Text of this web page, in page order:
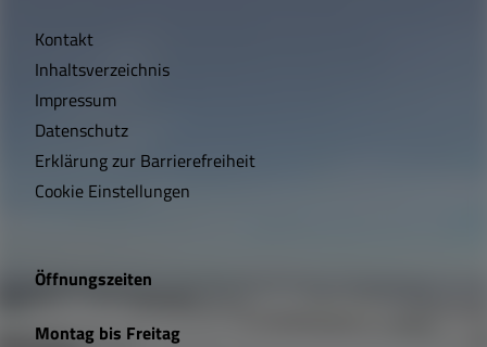
c
h
t
i
e
L
Kontakt
Inhaltsverzeichnis
Impressum
Datenschutz
Erklärung zur Barrierefreiheit
Cookie Einstellungen
Öffnungszeiten
Montag bis Freitag